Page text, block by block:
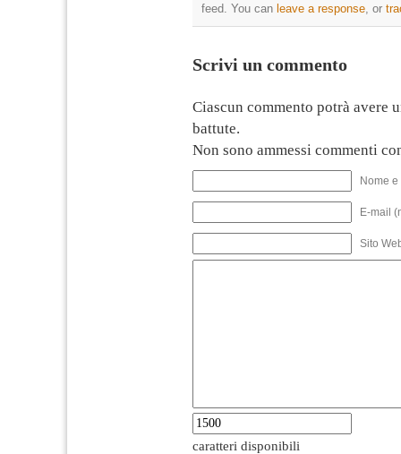
feed. You can leave a response , or
Scrivi un commento
Ciascun commento potrà avere
battute.
Non sono ammessi commenti
Nome
E-mail
Sito
caratteri disponibili